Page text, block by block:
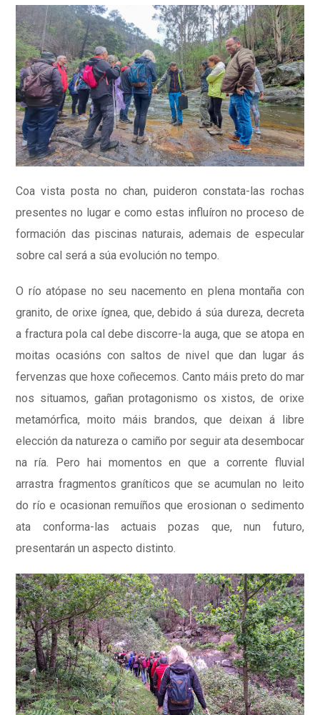
Coa vista posta no chan, puideron constata-las rochas
presentes no lugar e como estas influíron no proceso de
formación das piscinas naturais, ademais de especular
sobre cal será a súa evolución no tempo.
O río atópase no seu nacemento en plena montaña con
granito, de orixe ígnea, que, debido á súa dureza, decreta
a fractura pola cal debe discorre-la auga, que se atopa en
moitas ocasións con saltos de nivel que dan lugar ás
fervenzas que hoxe coñecemos. Canto máis preto do mar
nos situamos, gañan protagonismo os xistos, de orixe
metamórfica, moito máis brandos, que deixan á libre
elección da natureza o camiño por seguir ata desembocar
na ría. Pero hai momentos en que a corrente fluvial
arrastra fragmentos graníticos que se acumulan no leito
do río e ocasionan remuíños que erosionan o sedimento
ata conforma-las actuais pozas que, nun futuro,
presentarán un aspecto distinto.